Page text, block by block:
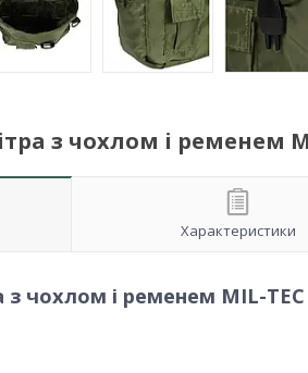
з чохлом і ременем
Характеристики
з чохлом і ременем MIL-